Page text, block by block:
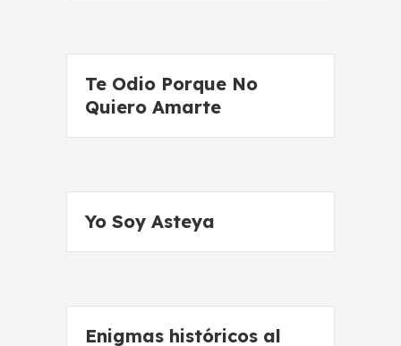
Te Odio Porque No
Quiero Amarte
Yo Soy Asteya
Enigmas históricos al